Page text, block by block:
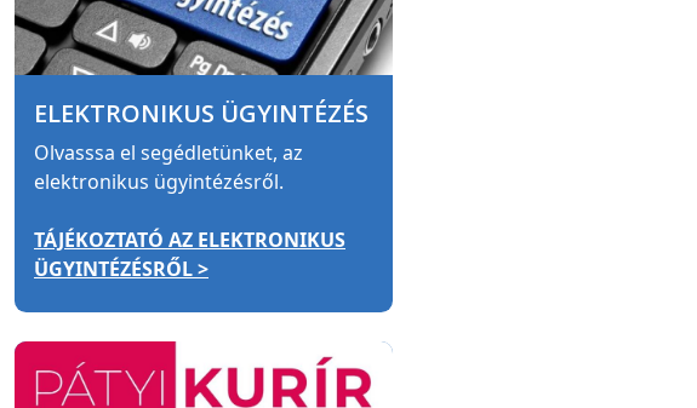
ELEKTRONIKUS ÜGYINTÉZÉS
Olvasssa el segédletünket, az
elektronikus ügyintézésről.
TÁJÉKOZTATÓ AZ ELEKTRONIKUS
ÜGYINTÉZÉSRŐL >